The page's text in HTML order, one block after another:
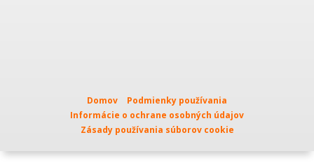
Domov
Podmienky používania
Informácie o ochrane osobných údajov
Zásady používania súborov cookie